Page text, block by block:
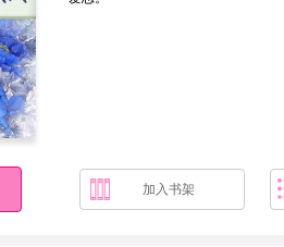
加入书架